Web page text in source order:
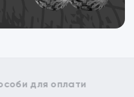
для оплати